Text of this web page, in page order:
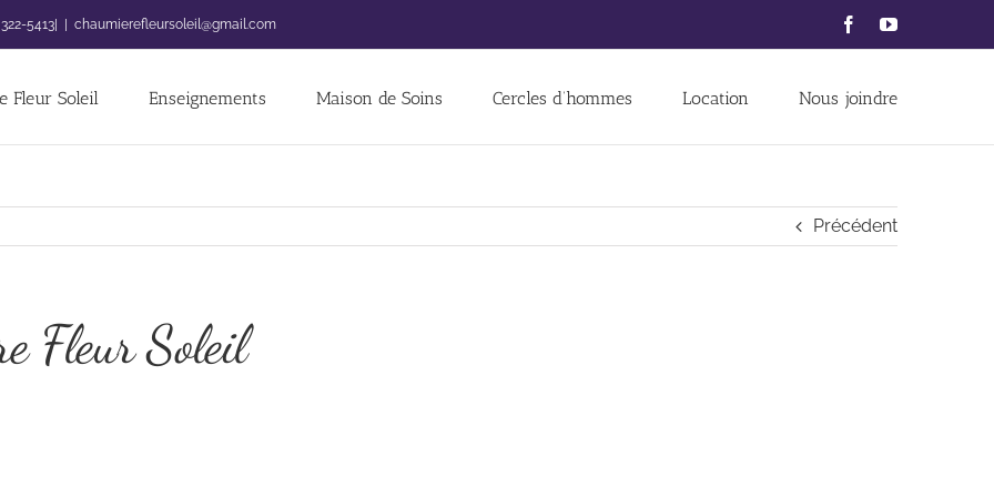
5413| chaumierefleursoleil@gmail.com FacebookYouTube
Fleur Soleil Enseignements Maison de Soins Cercles d’hommes Location Nous joindre
Précédent
Fleur Soleil